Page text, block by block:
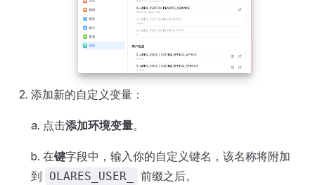
添加新的自定义变量：
a. 点击添加环境变量。
b. 在键字段中，输入你的自定义键名，该名称将附加
到
OLARES_USER_ 前缀之后。